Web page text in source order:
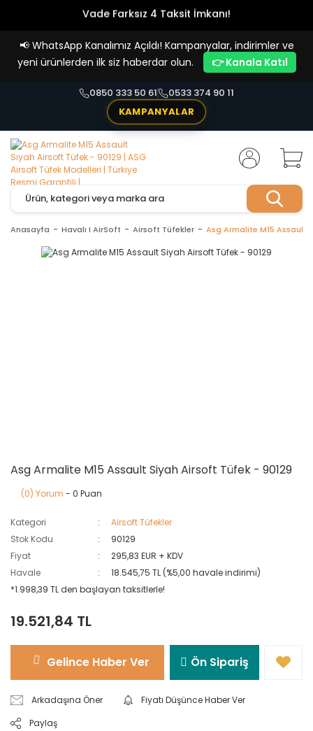
Vade Farksız 4 Taksit İmkanı!
📢 WhatsApp Kanalımız Açıldı! Kampanyalar, indirimler ve
yeni ürünlerden ilk siz haberdar olun.
👉 Kanala Katıl
0850 333 50 61
0533 374 90 11
KAMPANYALAR
Anasayfa Havalı I AirSoft Airsoft Tüfekler Asg Armalite M15 Assault
Asg Armalite M15 Assault Siyah Airsoft Tüfek - 90129
(0) Yorum - 0 Puan
Kategori
Airsoft Tüfekler
Stok Kodu
90129
Fiyat
295,83 EUR + KDV
Havale
18.545,75 TL (%5,00 havale indirimi)
*1.998,39 TL den başlayan taksitlerle!
19.521,84 TL
Gelince Haber Ver Ön Sipariş
Arkadaşına Öner
Fiyatı Düşünce Haber Ver
Paylaş